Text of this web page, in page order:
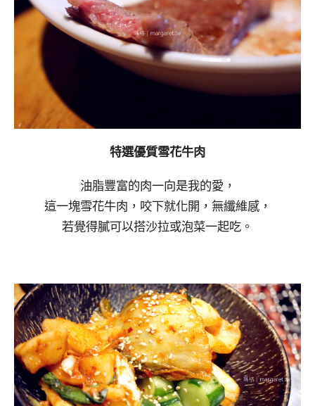
特選優質雪花牛肉
油脂豐富的肉一向是我的愛，
這一塊雪花牛肉，咬下就化開，無纖維感，
若覺得膩可以搭沙拉或泡菜一起吃。